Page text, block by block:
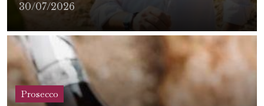
30/07/2026
Prosecco